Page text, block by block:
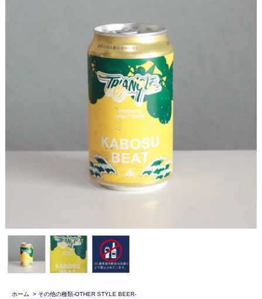
ホーム > その他の種類-OTHER STYLE BEER-